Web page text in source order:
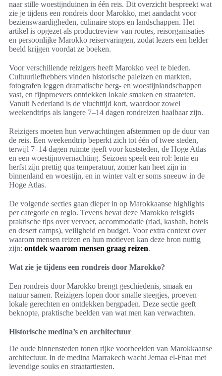
naar stille woestijnduinen in één reis. Dit overzicht bespreekt wat
zie je tijdens een rondreis door Marokko, met aandacht voor
bezienswaardigheden, culinaire stops en landschappen. Het
artikel is opgezet als productreview van routes, reisorganisaties
en persoonlijke Marokko reiservaringen, zodat lezers een helder
beeld krijgen voordat ze boeken.
Voor verschillende reizigers heeft Marokko veel te bieden.
Cultuurliefhebbers vinden historische paleizen en markten,
fotografen leggen dramatische berg- en woestijnlandschappen
vast, en fijnproevers ontdekken lokale smaken en straateten.
Vanuit Nederland is de vluchttijd kort, waardoor zowel
weekendtrips als langere 7–14 dagen rondreizen haalbaar zijn.
Reizigers moeten hun verwachtingen afstemmen op de duur van
de reis. Een weekendtrip beperkt zich tot één of twee steden,
terwijl 7–14 dagen ruimte geeft voor kuststeden, de Hoge Atlas
en een woestijnovernachting. Seizoen speelt een rol: lente en
herfst zijn prettig qua temperatuur, zomer kan heet zijn in
binnenland en woestijn, en in winter valt er soms sneeuw in de
Hoge Atlas.
De volgende secties gaan dieper in op Marokkaanse highlights
per categorie en regio. Tevens bevat deze Marokko reisgids
praktische tips over vervoer, accommodatie (riad, kasbah, hotels
en desert camps), veiligheid en budget. Voor extra context over
waarom mensen reizen en hun motieven kan deze bron nuttig
zijn: ontdek waarom mensen graag reizen.
Wat zie je tijdens een rondreis door Marokko?
Een rondreis door Marokko brengt geschiedenis, smaak en
natuur samen. Reizigers lopen door smalle steegjes, proeven
lokale gerechten en ontdekken bergpaden. Deze sectie geeft
beknopte, praktische beelden van wat men kan verwachten.
Historische medina’s en architectuur
De oude binnensteden tonen rijke voorbeelden van Marokkaanse
architectuur. In de medina Marrakech wacht Jemaa el-Fnaa met
levendige souks en straatartiesten.